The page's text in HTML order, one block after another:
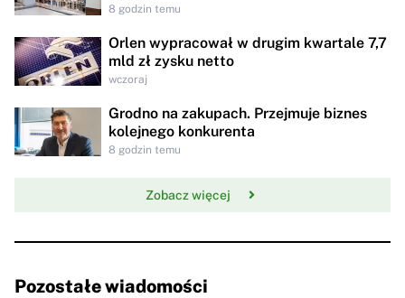
8 godzin temu
Orlen wypracował w drugim kwartale 7,7
mld zł zysku netto
wczoraj
Grodno na zakupach. Przejmuje biznes
kolejnego konkurenta
8 godzin temu
Zobacz więcej
Pozostałe wiadomości